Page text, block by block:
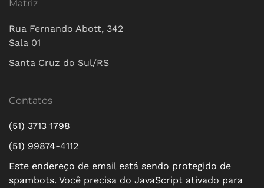
Matriz
Rua Fernando Abott, 342
Sala 01
Santa Cruz do Sul/RS
Contatos
(51) 3713 1798
(51) 99874-4112
Este endereço de email está sendo protegido de
spambots. Você precisa do JavaScript ativado para